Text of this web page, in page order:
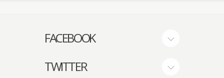
FACEBOOK
TWITTER